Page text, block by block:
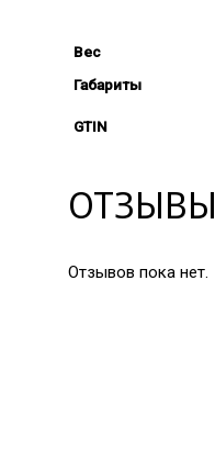
Вес
Габариты
GTIN
ОТЗЫВЫ
Отзывов пока нет.